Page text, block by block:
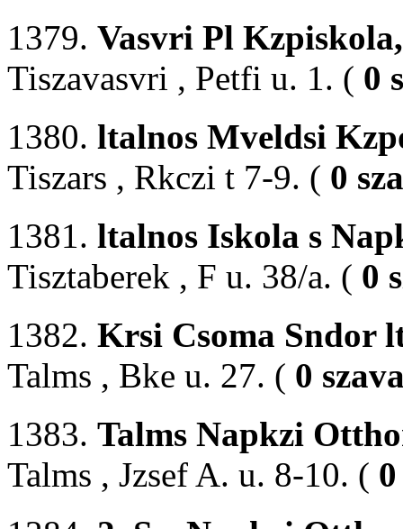
1379. Vasvri Pl
Tiszavasvri , Petfi u. 1. ( 0
1380. ltalnos Mveldsi
Tiszars , Rkczi t 7-9. ( 0
1381. ltalnos Iskola s
Tisztaberek , F u. 38/a. ( 0
1382. Krsi Csoma Sndor
Talms , Bke u. 27. ( 0
1383. Talms Napkzi
Talms , Jzsef A. u. 8-10. (